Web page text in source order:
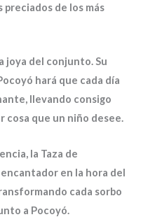
de los más
joya del conjunto. Su
hará que cada día
llevando consigo
cosa que un niño desee.
la Taza de
en la hora del
cada sorbo
a Pocoyó.